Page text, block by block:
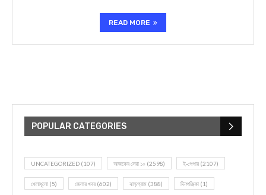
READ MORE
POPULAR CATEGORIES
UNCATEGORIZED (107) আজকের সেরা ১০ (2598) ই-পেপার (2107)
খেলাধূলো (5) জেলার খবর (602) ঝাড়গ্রাম (388) দিনপঞ্জিকা (1)